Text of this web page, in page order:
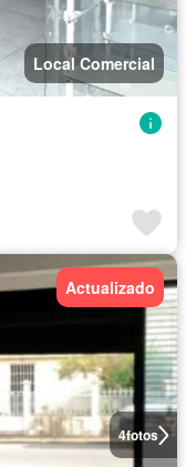
Local Comercial
4fotos
Actualizado